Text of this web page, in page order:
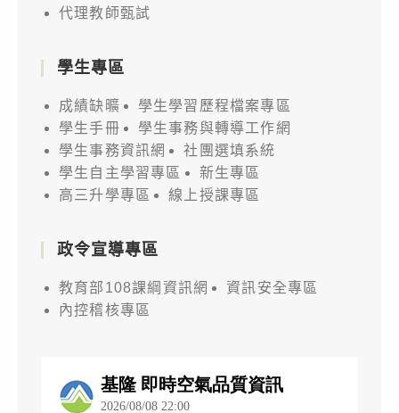
代理教師甄試
學生專區
成績缺曠
學生學習歷程檔案專區
學生手冊
學生事務與轉導工作網
學生事務資訊網
社團選填系統
學生自主學習專區
新生專區
高三升學專區
線上授課專區
政令宣導專區
教育部108課綱資訊網
資訊安全專區
內控稽核專區